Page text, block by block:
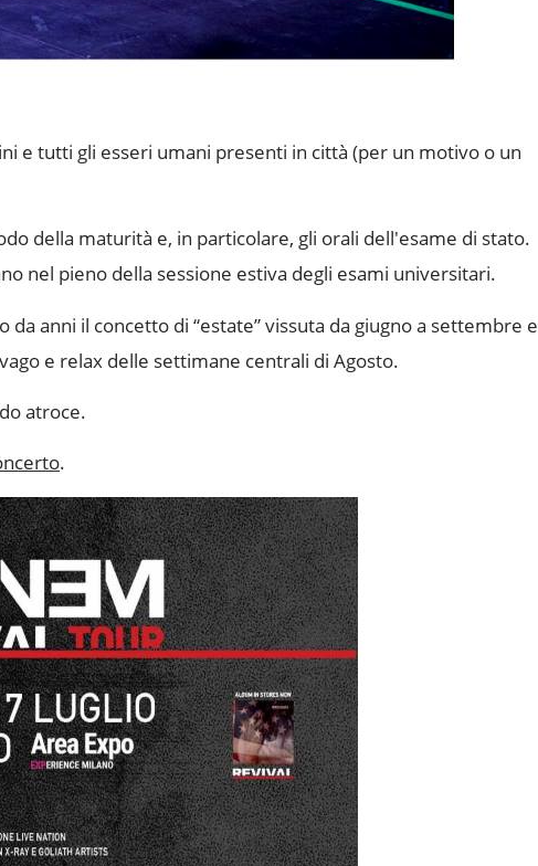
e tutti gli esseri umani presenti in città (per un motivo o un
della maturità e, in particolare, gli orali dell'esame di stato.
nel pieno della sessione estiva degli esami universitari.
anni il concetto di “estate” vissuta da giugno a settembre e
e relax delle settimane centrali di Agosto.
atroce.
.